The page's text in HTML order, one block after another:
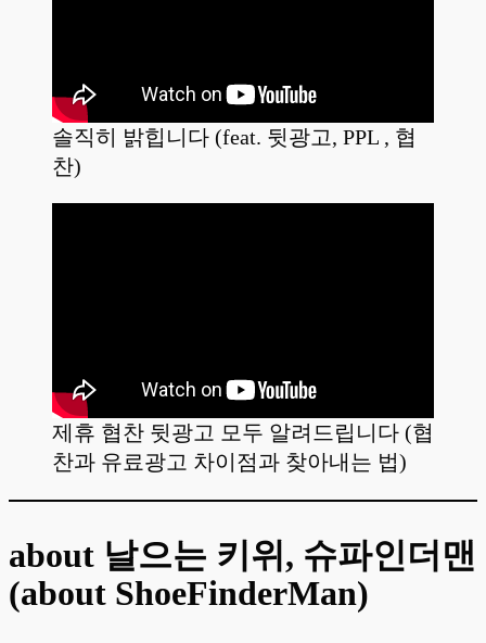
솔직히 밝힙니다 (feat. 뒷광고, PPL , 협
찬)
제휴 협찬 뒷광고 모두 알려드립니다 (협
찬과 유료광고 차이점과 찾아내는 법)
about 날으는 키위, 슈파인더맨
(about ShoeFinderMan)